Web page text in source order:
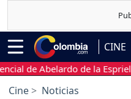
CINE
Abelardo de la Espriella
Cine Noticias